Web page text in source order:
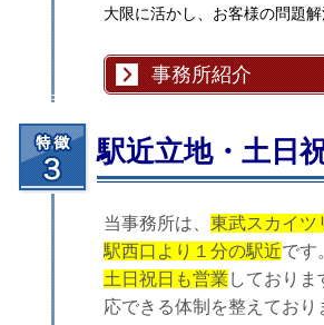
大限に活かし、お客様の問題
事務所紹介
駅近立地・土日
当事務所は、 東武スカイツ
駅西口より１分の駅近です
土日祝日も営業 しており
応できる体制を整えてお